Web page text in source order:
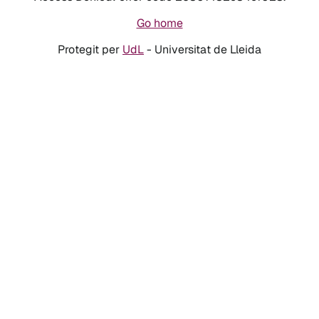
Go home
Protegit per UdL- Universitat de Lleida